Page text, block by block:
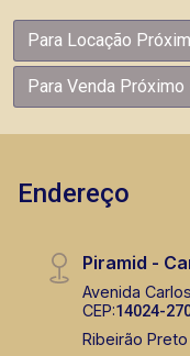
Para Locação
Para Venda
Endereço
Piramid -
Avenida
CEP:14024-
Ribeirão